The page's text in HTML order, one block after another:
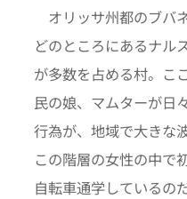
オリッサ州都のブバ
どのところにあるナル
が多数を占める村。こ
民の娘、マムターが日
行為が、地域で大きな
この階層の女性の中で
自転車通学しているの